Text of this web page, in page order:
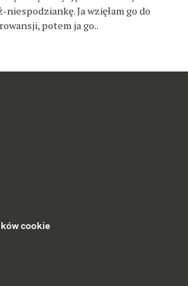
Ja wzięłam go do
potem ja go..
cookie